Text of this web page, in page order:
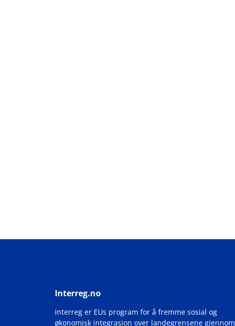
Interreg.no
Interreg er EUs program for å fremme sosial og
økonomisk integrasjon over landegrensene gjennom